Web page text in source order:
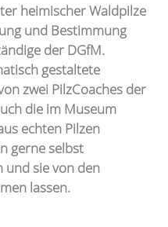
heimischer Waldpilze
und Bestimmung
der DGfM.
gestaltete
zwei PilzCoaches der
die im Museum
echten Pilzen
gerne selbst
und sie von den
lassen.